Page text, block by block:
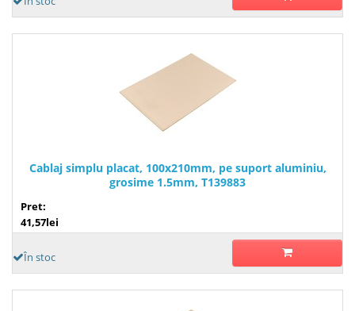
Cablaj simplu placat, 100x210mm, pe suport aluminiu,
grosime 1.5mm, T139883
Pret:
41,57lei
În stoc